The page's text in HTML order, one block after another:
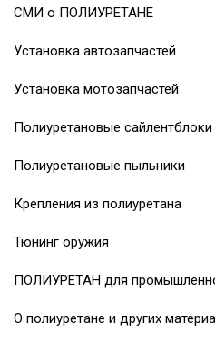
СМИ о ПОЛИУРЕТАНЕ
Установка автозапчастей
Установка мотозапчастей
Полиуретановые сайлентблоки
Полиуретановые пыльники
Крепления из полиуретана
Тюнинг оружия
ПОЛИУРЕТАН для
О полиуретане и других